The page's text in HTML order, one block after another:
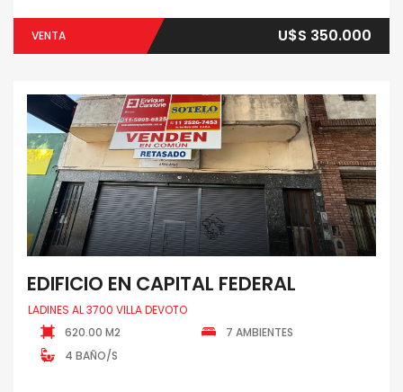
VENTA U$S 350.000
EDIFICIO EN CAPITAL FEDERAL
LADINES AL 3700 VILLA DEVOTO
620.00 M2
7 AMBIENTES
4 BAÑO/S